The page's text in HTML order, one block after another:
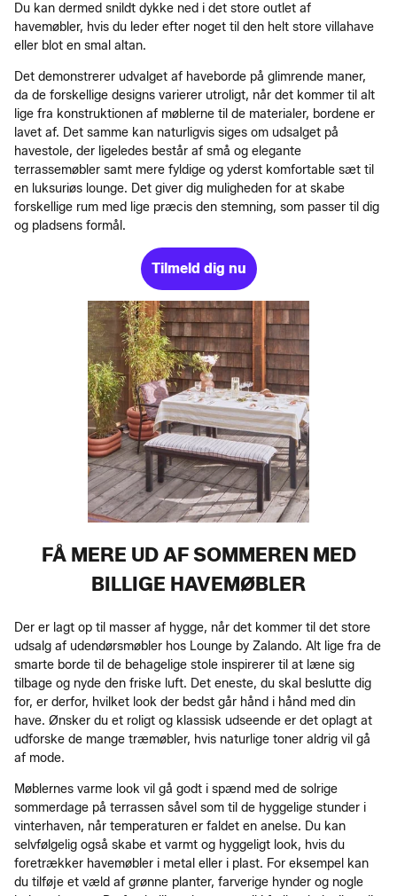
Du kan dermed snildt dykke ned i det store outlet af
havemøbler, hvis du leder efter noget til den helt store villahave
eller blot en smal altan.
Det demonstrerer udvalget af haveborde på glimrende maner,
da de forskellige designs varierer utroligt, når det kommer til alt
lige fra konstruktionen af møblerne til de materialer, bordene er
lavet af. Det samme kan naturligvis siges om udsalget på
havestole, der ligeledes består af små og elegante
terrassemøbler samt mere fyldige og yderst komfortable sæt til
en luksuriøs lounge. Det giver dig muligheden for at skabe
forskellige rum med lige præcis den stemning, som passer til dig
og pladsens formål.
Tilmeld dig nu
FÅ MERE UD AF SOMMEREN MED
BILLIGE HAVEMØBLER
Der er lagt op til masser af hygge, når det kommer til det store
udsalg af udendørsmøbler hos Lounge by Zalando. Alt lige fra de
smarte borde til de behagelige stole inspirerer til at læne sig
tilbage og nyde den friske luft. Det eneste, du skal beslutte dig
for, er derfor, hvilket look der bedst går hånd i hånd med din
have. Ønsker du et roligt og klassisk udseende er det oplagt at
udforske de mange træmøbler, hvis naturlige toner aldrig vil gå
af mode.
Møblernes varme look vil gå godt i spænd med de solrige
sommerdage på terrassen såvel som til de hyggelige stunder i
vinterhaven, når temperaturen er faldet en anelse. Du kan
selvfølgelig også skabe et varmt og hyggeligt look, hvis du
foretrækker havemøbler i metal eller i plast. For eksempel kan
du tilføje et væld af grønne planter, farverige hynder og nogle